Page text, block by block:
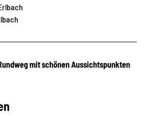
mit schönen Aussichtspunkten